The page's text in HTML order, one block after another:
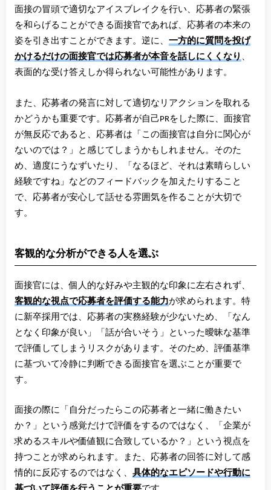
面接の冒頭で適切なアイスブレイクを行い、応募者の緊張
を和らげることができる面接官であれば、応募者の本来の
姿を引き出すことができます。逆に、 一方的に質問を投げ
かけるだけの面接官では応募者が本音を話しにくくなり 、
表面的な受け答えしか得られない可能性があります。
また、応募者の発言に対して適切なリアクションを取れる
かどうかも重要です。応募者が自己PRをした際に、面接官
が無反応であると、応募者は「この面接官は自分に関心が
ないのでは？」と感じてしまうかもしれません。そのた
め、適度にうなずいたり、「なるほど、それは素晴らしい
経験ですね」などのフィードバックを加えたりすること
で、応募者が安心して話せる雰囲気を作ることが大切で
す。
客観的な分析ができる人を選ぶ
面接官には、個人的な好みや主観的な印象に左右されず、
客観的な視点で応募者を評価する能力が求められます。特
に新卒採用では、応募者の実務経験が少ないため、「なん
となく印象が良い」「話が合いそう」といった曖昧な基準
で評価してしまうリスクがあります。そのため、評価基準
に基づいて冷静に判断できる面接官を選ぶことが重要で
す。
面接の際に「自分だったらこの応募者と一緒に働きたい
か？」という感覚だけで評価をするのではなく、「企業が
求めるスキルや価値観に合致しているか？」という視点を
持つことが求められます。また、応募者の回答に対して感
情的に反応するのではなく、 具体的なエピソードや行動に